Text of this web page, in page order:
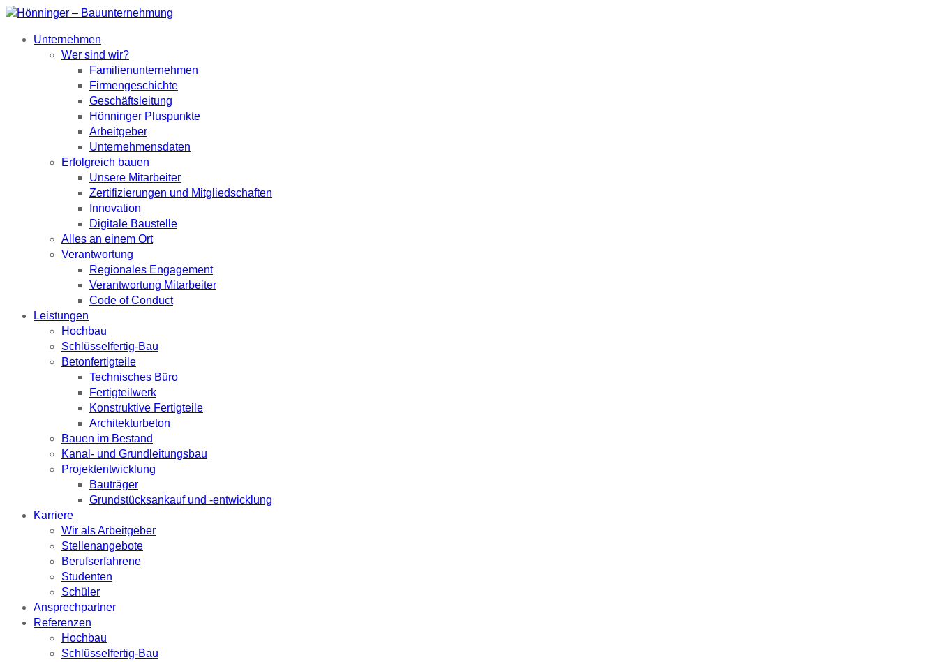
Unternehmen
Wer sind wir?
Familienunternehmen
Firmengeschichte
Geschäftsleitung
Hönninger Pluspunkte
Arbeitgeber
Unternehmensdaten
Erfolgreich bauen
Unsere Mitarbeiter
Zertifizierungen und Mitgliedschaften
Innovation
Digitale Baustelle
Alles an einem Ort
Verantwortung
Regionales Engagement
Verantwortung Mitarbeiter
Code of Conduct
Leistungen
Hochbau
Schlüsselfertig-Bau
Betonfertigteile
Technisches Büro
Fertigteilwerk
Konstruktive Fertigteile
Architekturbeton
Bauen im Bestand
Kanal- und Grundleitungsbau
Projektentwicklung
Bauträger
Grundstücksankauf und -entwicklung
Karriere
Wir als Arbeitgeber
Stellenangebote
Berufserfahrene
Studenten
Schüler
Ansprechpartner
Referenzen
Hochbau
Schlüsselfertig-Bau